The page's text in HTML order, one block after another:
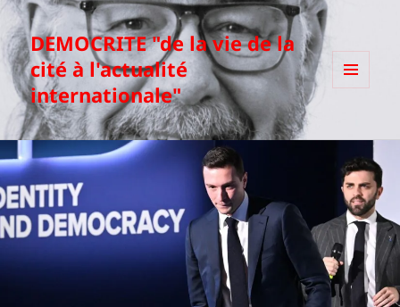
DEMOCRITE "de la vie de la
cité à l'actualité
internationale"